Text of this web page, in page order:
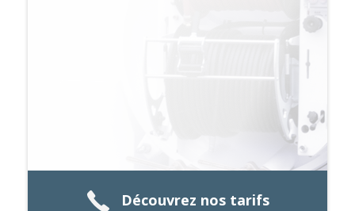
Découvrez nos tarifs